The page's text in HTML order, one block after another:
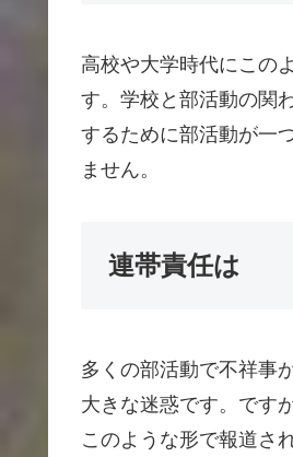
高校や大学時代にこの
す。学校と部活動の関
するために部活動が一
ません。
連帯責任は
多くの部活動で不祥事
大きな迷惑です。です
このような形で報道さ